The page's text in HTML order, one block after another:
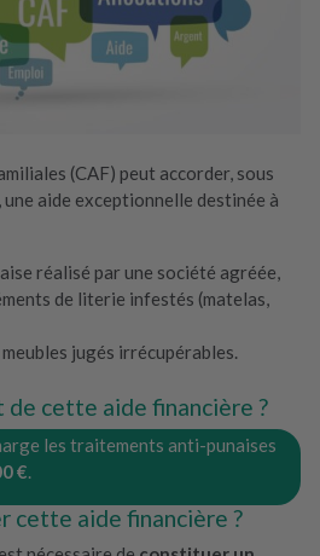
(CAF) peut accorder, sous
aide exceptionnelle destinée à
réalisé par une société agréée,
de literie infestés (matelas,
jugés irrécupérables.
cette aide financière ?
les traitements anti-punaises
€.
cette aide financière ?